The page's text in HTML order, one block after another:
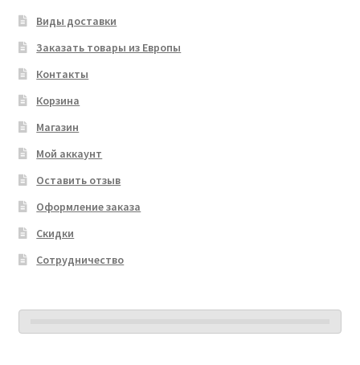
Виды доставки
Заказать товары из Европы
Контакты
Корзина
Магазин
Мой аккаунт
Оставить отзыв
Оформление заказа
Скидки
Сотрудничество